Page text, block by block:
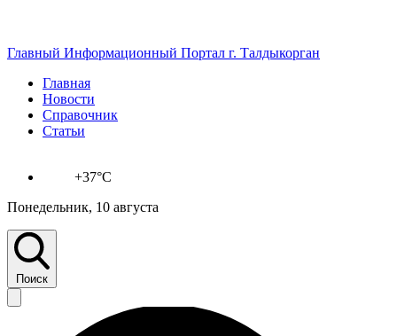
Главный Информационный Портал г. Талдыкорган
Главная
Новости
Справочник
Статьи
+37°C
Понедельник, 10 августа
Поиск